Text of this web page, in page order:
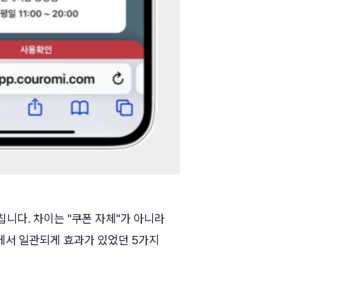
다. 차이는 "쿠폰 자체"가 아니라
일관되게 효과가 있었던 5가지